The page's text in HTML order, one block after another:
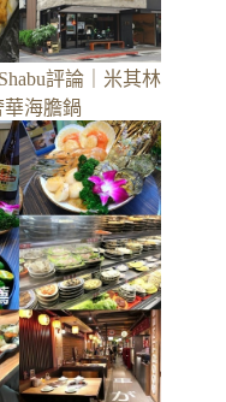
評論｜米其林
海膽鍋